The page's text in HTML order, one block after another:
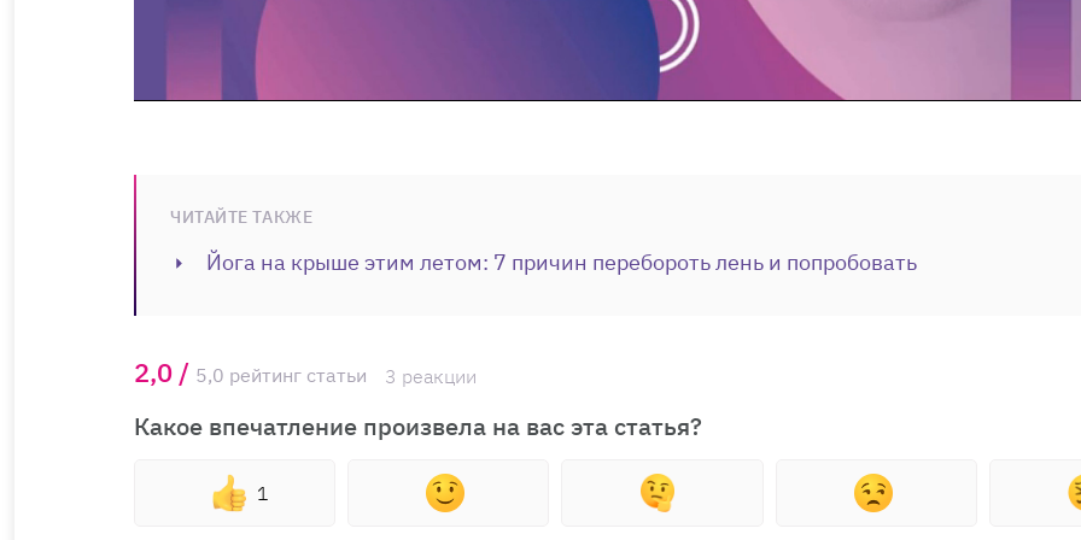
ЧИТАЙТЕ ТАКЖЕ
Йога на крыше этим летом: 7 причин перебороть лень и попробовать
2,0 / 5,0 рейтинг статьи 3 реакции
Какое впечатление произвела на вас эта статья?
1